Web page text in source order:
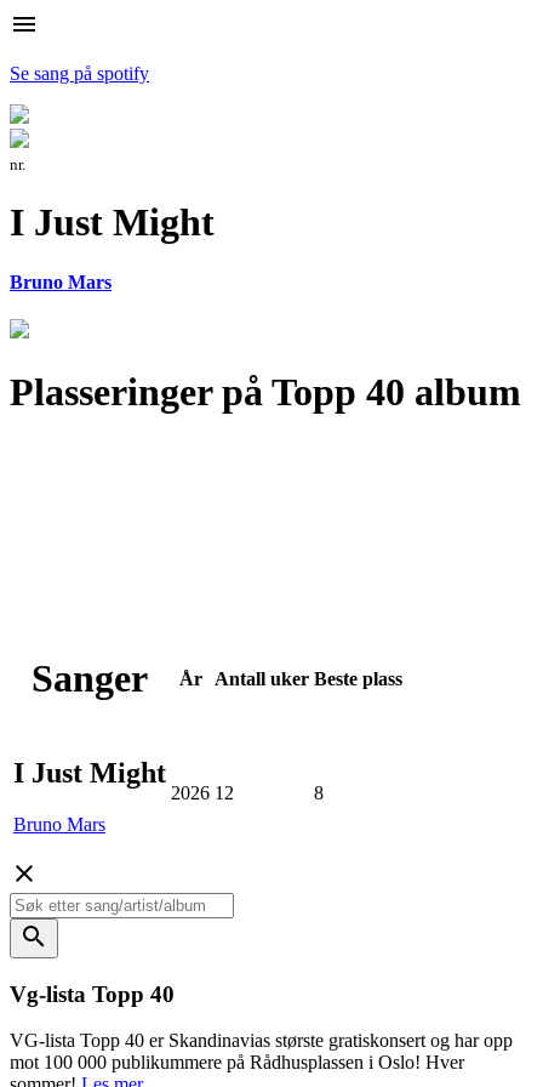
menu
Se sang på spotify
nr.
I Just Might
Bruno Mars
Plasseringer på Topp 40 album
Sanger År Antall uker Beste plass
I Just Might
Bruno Mars
2026 12 8
close
search
Vg-lista Topp 40
VG-lista Topp 40 er Skandinavias største gratiskonsert og har opp
mot 100 000 publikummere på Rådhusplassen i Oslo! Hver